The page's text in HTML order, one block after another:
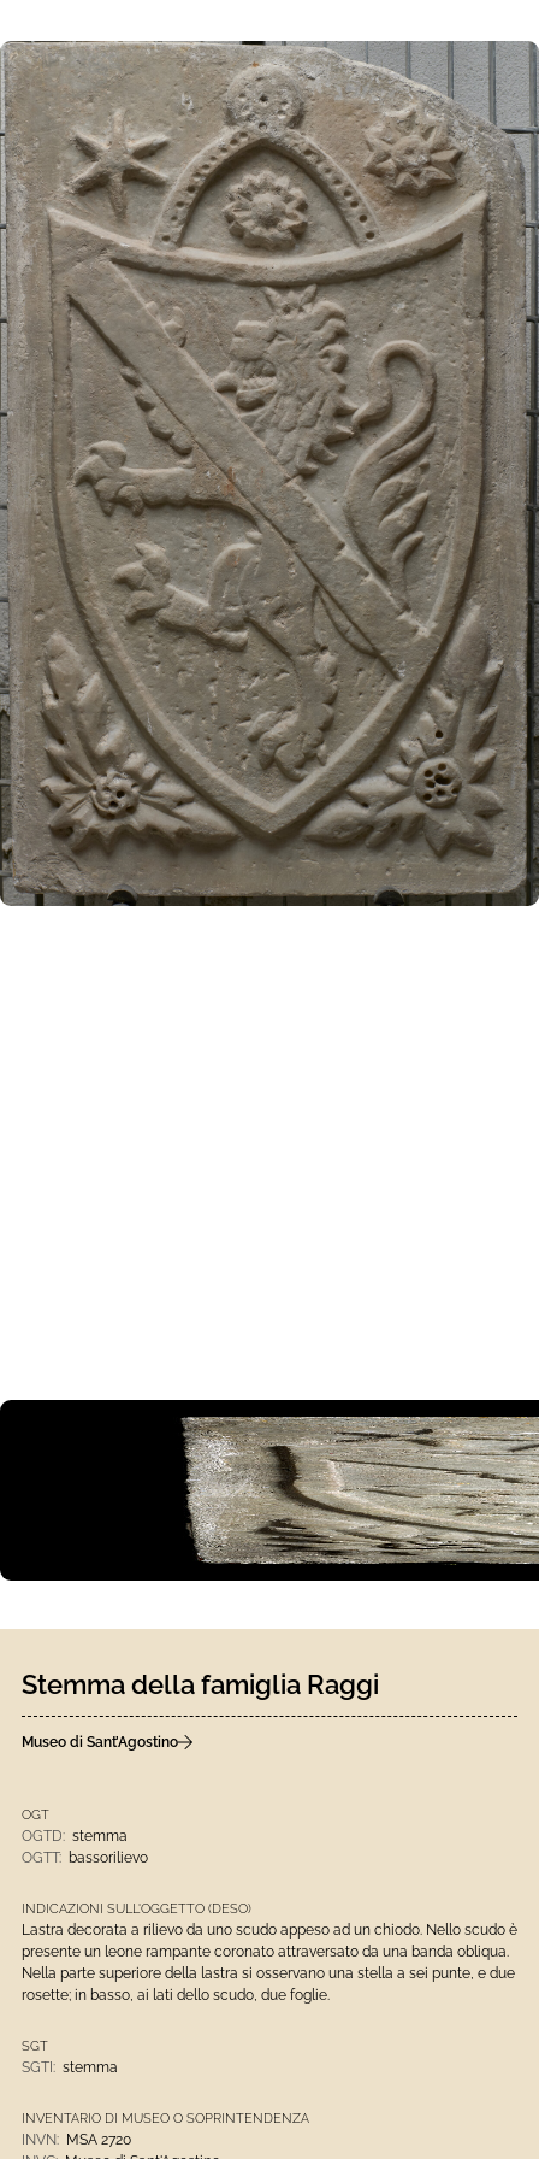
Stemma della famiglia Raggi
Museo di Sant’Agostino
OGT
OGTD: stemma
OGTT: bassorilievo
INDICAZIONI SULL'OGGETTO (DESO)
Lastra decorata a rilievo da uno scudo appeso ad un chiodo. Nello scudo è
presente un leone rampante coronato attraversato da una banda obliqua.
Nella parte superiore della lastra si osservano una stella a sei punte, e due
rosette; in basso, ai lati dello scudo, due foglie.
SGT
SGTI: stemma
INVENTARIO DI MUSEO O SOPRINTENDENZA
INVN: MSA 2720